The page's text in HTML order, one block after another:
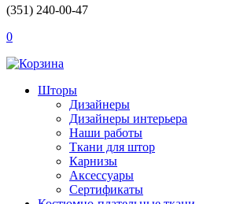
(351) 240-00-47
0
Шторы
Дизайнеры
Дизайнеры интерьера
Наши работы
Ткани для штор
Карнизы
Аксессуары
Сертификаты